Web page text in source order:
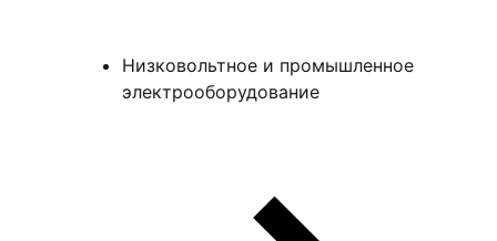
Низковольтное и промышленное
электрооборудование